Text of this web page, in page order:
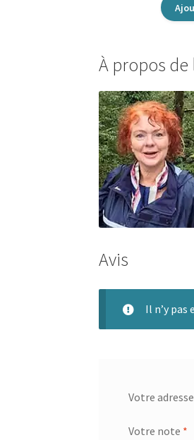
À propos
Avis
Il n’y pas
Votre
Votre note *